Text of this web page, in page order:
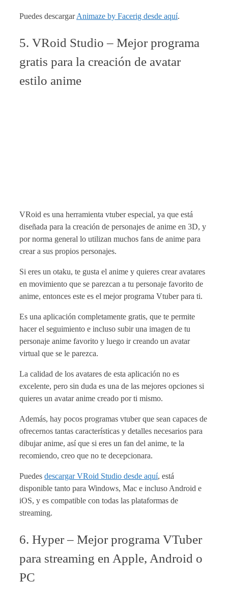
Puedes descargarAnimaze by Facerig desde aquí.
5. VRoid Studio – Mejor programa
gratis para la creación de avatar
estilo anime
VRoid es una herramienta vtuber especial, ya que está
diseñada para la creación de personajes de anime en 3D, y
por norma general lo utilizan muchos fans de anime para
crear a sus propios personajes.
Si eres un otaku, te gusta el anime y quieres crear avatares
en movimiento que se parezcan a tu personaje favorito de
anime, entonces este es el mejor programa Vtuber para ti.
Es una aplicación completamente gratis, que te permite
hacer el seguimiento e incluso subir una imagen de tu
personaje anime favorito y luego ir creando un avatar
virtual que se le parezca.
La calidad de los avatares de esta aplicación no es
excelente, pero sin duda es una de las mejores opciones si
quieres un avatar anime creado por ti mismo.
Además, hay pocos programas vtuber que sean capaces de
ofrecernos tantas características y detalles necesarios para
dibujar anime, así que si eres un fan del anime, te la
recomiendo, creo que no te decepcionara.
Puedes descargar VRoid Studio desde aquí, está
disponible tanto para Windows, Mac e incluso Android e
iOS, y es compatible con todas las plataformas de
streaming.
6. Hyper – Mejor programa VTuber
para streaming en Apple, Android o
PC